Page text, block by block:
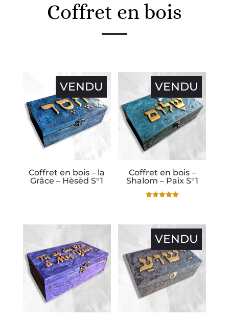
Coffret en bois
VENDU
Coffret en bois – la
Grâce – Hèsèd S°1
VENDU
Coffret en bois –
Shalom – Paix S°1
VENDU